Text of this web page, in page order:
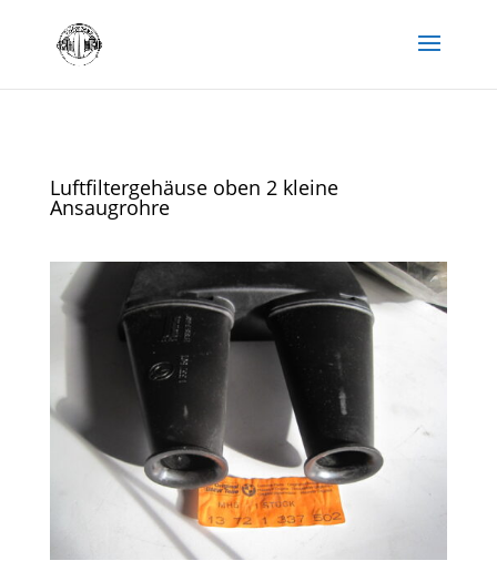
Luftfiltergehäuse oben 2 kleine
Ansaugrohre